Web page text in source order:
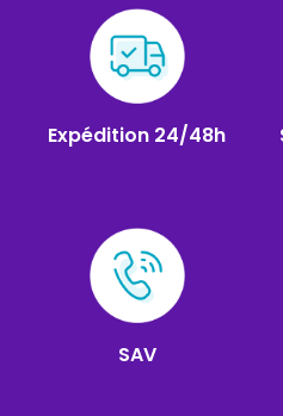
Expédition 24/48h
SAV